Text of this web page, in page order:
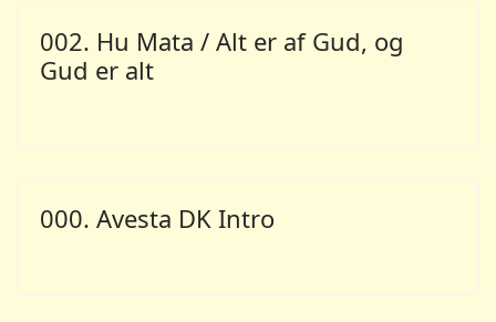
002. Hu Mata / Alt er af Gud, og
Gud er alt
000. Avesta DK Intro